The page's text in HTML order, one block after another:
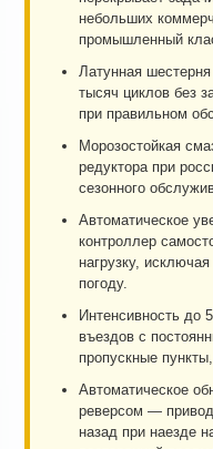
небольших
промышленный
Латунная
тысяч циклов без
при правильном
Морозостойкая
редуктора при
сезонного
Автоматическое
контроллер
нагрузку,
погоду.
Интенсивность до
въездов с
пропускные
Автоматическое
реверсом — привод
назад при наезде